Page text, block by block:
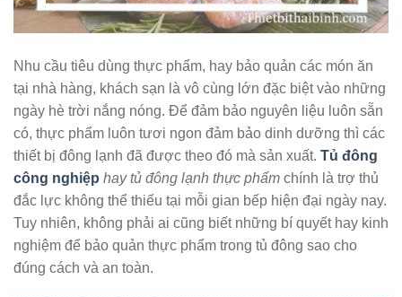
Nhu cầu tiêu dùng thực phẩm, hay bảo quản các món ăn
tại nhà hàng, khách sạn là vô cùng lớn đặc biệt vào những
ngày hè trời nắng nóng. Để đảm bảo nguyên liệu luôn sẵn
có, thực phẩm luôn tươi ngon đảm bảo dinh dưỡng thì các
thiết bị đông lạnh đã được theo đó mà sản xuất. Tủ đông
công nghiệp hay tủ đông lạnh thực phẩm chính là trợ thủ
đắc lực không thể thiếu tại mỗi gian bếp hiện đại ngày nay.
Tuy nhiên, không phải ai cũng biết những bí quyết hay kinh
nghiệm để bảo quản thực phẩm trong tủ đông sao cho
đúng cách và an toàn.